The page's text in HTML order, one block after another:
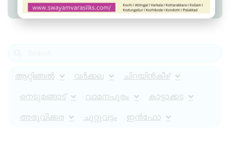
Admin YS June 9, 2026 12:59 pm
ആറ്റിങ്ങൽ വർക്കല ചിറയിൻകീഴ്
നെടുമങ്ങാട് വാമനപുരം കാട്ടാക്കട
അരുവിക്കര ചുറ്റുവട്ടം ഇൻഫോ